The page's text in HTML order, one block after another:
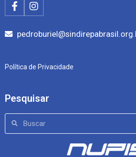
Política de Privacidade
Pesquisar